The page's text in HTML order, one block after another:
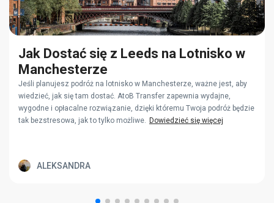
Jak Dostać się z Leeds na Lotnisko w
Manchesterze
Jeśli planujesz podróż na lotnisko w Manchesterze, ważne jest, aby
wiedzieć, jak się tam dostać. AtoB Transfer zapewnia wydajne,
wygodne i opłacalne rozwiązanie, dzięki któremu Twoja podróż będzie
tak bezstresowa, jak to tylko możliwe. Dowiedzieć się więcej
ALEKSANDRA